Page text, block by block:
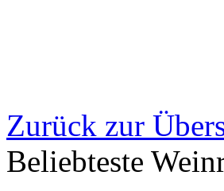
Zurück zur
Beliebteste